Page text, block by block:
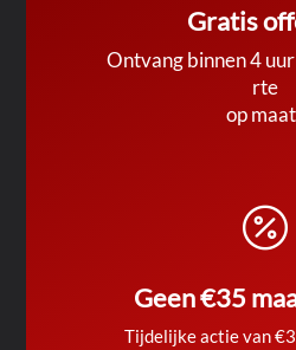
Gratis
Ontvang binnen 4
rte
op

Geen €35
Tijdelijke actie van